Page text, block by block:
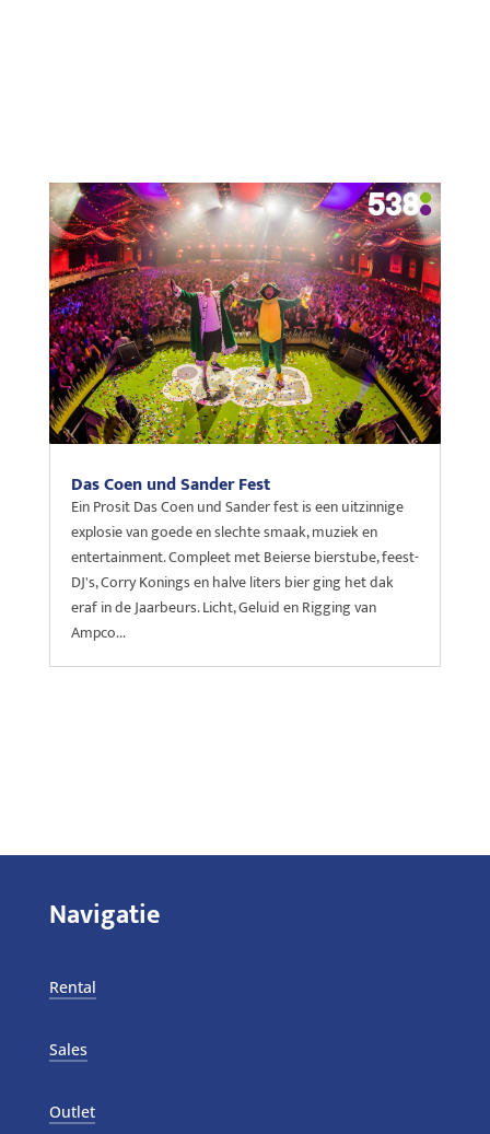
Das Coen und Sander Fest
Ein Prosit Das Coen und Sander fest is een uitzinnige
explosie van goede en slechte smaak, muziek en
entertainment. Compleet met Beierse bierstube, feest-
DJ's, Corry Konings en halve liters bier ging het dak
eraf in de Jaarbeurs. Licht, Geluid en Rigging van
Ampco...
Navigatie
Rental
Sales
Outlet